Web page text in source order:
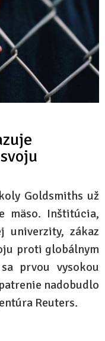
Goldsmiths už
mäso. Inštitúcia,
univerzity, zákaz
proti globálnym
prvou vysokou
nadobudlo
Reuters.